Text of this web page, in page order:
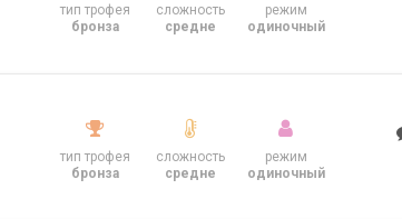
тип трофея
бронза
сложность
средне
режим
одиночный
тип трофея
бронза
сложность
средне
режим
одиночный